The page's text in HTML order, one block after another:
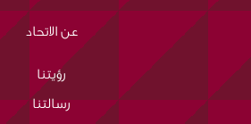
عن الاتحاد
رؤيتنا
رسالتنا